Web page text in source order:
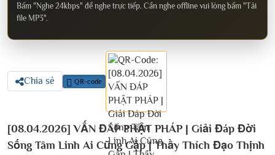
Bấm "Nghe 24kbps" để nghe trực tiếp. Cần nghe offline vui lòng bấm "Tải
file MP3".
Chia sẻ QR-code
[08.04.2026] VẤN ĐÁP PHẬT PHÁP | Giải Đáp Đời
Sống Tâm Linh Ai Cũng Gặp | Thầy Thích Đạo Thịnh